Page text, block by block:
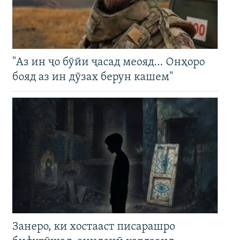
"Аз ин ҷо бӯйи ҷасад меояд… Онҳоро
бояд аз ин дӯзах берун кашем"
Занеро, ки хостааст писарашро